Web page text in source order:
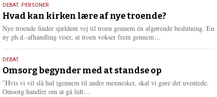
e
r
e
25.
juli
2026
DEBAT, PERSONER
Hvad kan kirken lære af nye troende?
Nye troende finder sjældent vej til troen gennem én afgørende beslutning. En
ny ph.d.-afhandling viser, at troen vokser frem gennem…
e
r
e
9.
juli
2026
DEBAT
Omsorg begynder med at standse op
”Hvis vi vil slå hul igennem til andre mennesker, skal vi gøre det uventede.
Omsorg handler om at gå lidt…